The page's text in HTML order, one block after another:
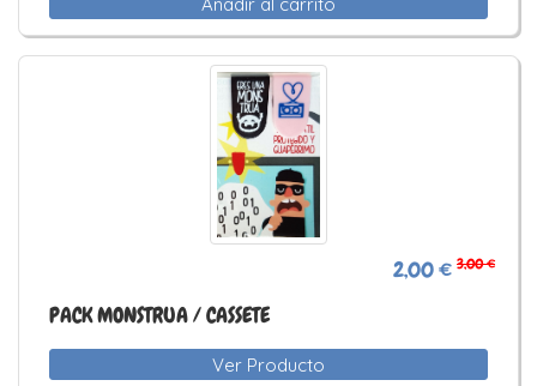
2,00 € 3,00 €
PACK MONSTRUA / CASSETE
Ver Producto